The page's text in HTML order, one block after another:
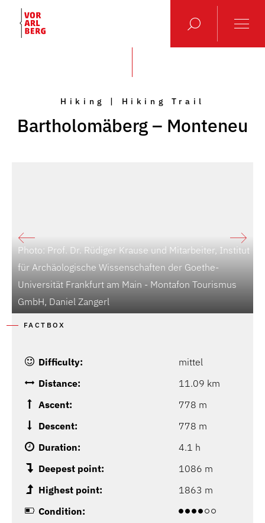
Hiking | Hiking Trail
Bartholomäberg – Monteneu
Photo: Prof. Dr. Rüdiger Krause und Mitarbeiter, Institut
für Archäologische Wissenschaften der Goethe-
Universität Frankfurt am Main - Montafon Tourismus
GmbH, Daniel Zangerl
FACTBOX
Difficulty:
mittel
Distance:
11.09 km
Ascent:
778 m
Descent:
778 m
Duration:
4.1 h
Deepest point:
1086 m
Highest point:
1863 m
Condition: